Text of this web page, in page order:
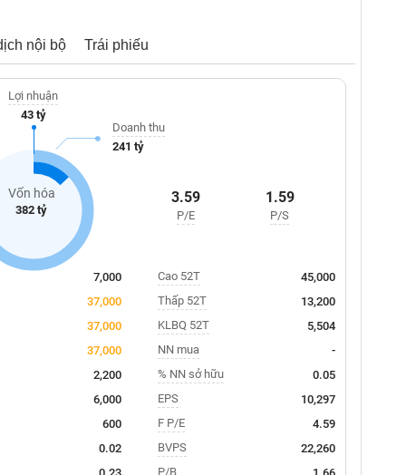
nội bộ Trái phiếu
Vốn hóa
382 tỷ
Lợi nhuận
43 tỷ
Doanh thu
241 tỷ
3.59
P/E
1.59
P/S
7,000
37,000
37,000
37,000
2,200
6,000
600
0.02
0.23
Cao 52T
45,000
Thấp 52T
13,200
KLBQ 52T
5,504
NN mua
-
% NN sở hữu
0.05
EPS
10,297
F P/E
4.59
BVPS
22,260
P/B
1.66